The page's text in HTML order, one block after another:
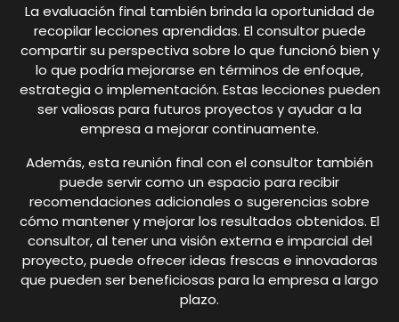
La evaluación final también brinda la oportunidad de
recopilar lecciones aprendidas. El consultor puede
compartir su perspectiva sobre lo que funcionó bien y
lo que podría mejorarse en términos de enfoque,
estrategia o implementación. Estas lecciones pueden
ser valiosas para futuros proyectos y ayudar a la
empresa a mejorar continuamente.
Además, esta reunión final con el consultor también
puede servir como un espacio para recibir
recomendaciones adicionales o sugerencias sobre
cómo mantener y mejorar los resultados obtenidos. El
consultor, al tener una visión externa e imparcial del
proyecto, puede ofrecer ideas frescas e innovadoras
que pueden ser beneficiosas para la empresa a largo
plazo.